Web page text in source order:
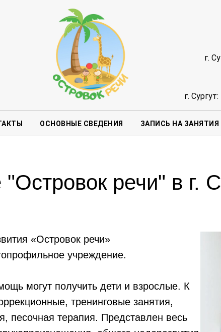
г.
г.
ОСНОВНЫЕ СВЕДЕНИЯ ЗАПИСЬ НА ЗАНЯТИЯ
речи" в г.
«Островок речи»
учреждение.
могут получить дети и взрослые. К
тренинговые занятия,
песочная терапия. Представлен весь